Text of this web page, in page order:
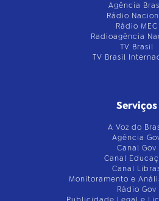
Agência
Rádio
Rádio MEC
Radioagência
TV Brasil
TV Brasil
Serviços
A Voz do
Agência
Canal Gov
Canal
Canal
Monitoramento e
Rádio Gov